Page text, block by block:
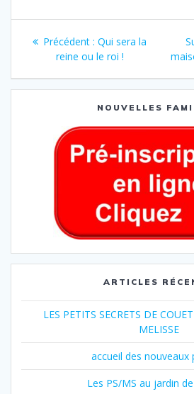
Précédent : Qui sera la
reine ou le roi !
NOUVELLES
ARTICLES
LES PETITS SECRETS DE
MELISSE
accueil des nouveaux
Les PS/MS au jardin